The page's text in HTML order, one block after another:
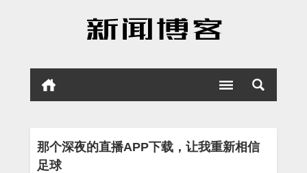
那个深夜的直播APP下载，让我重新相信
足球